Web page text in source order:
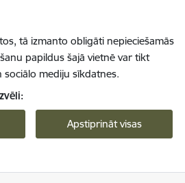
tā izmanto obligāti nepieciešamās
papildus šajā vietnē var tikt
mediju sīkdatnes.
Apstiprināt visas